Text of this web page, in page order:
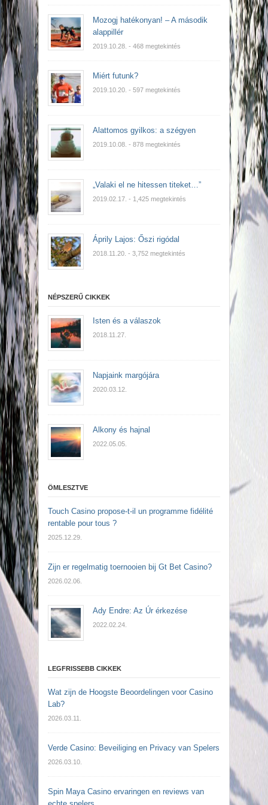
Mozogj hatékonyan! – A második
alappillér
2019.10.28. - 468 megtekintés
Miért futunk?
2019.10.20. - 597 megtekintés
Alattomos gyilkos: a szégyen
2019.10.08. - 878 megtekintés
„Valaki el ne hitessen titeket…”
2019.02.17. - 1,425 megtekintés
Áprily Lajos: Őszi rigódal
2018.11.20. - 3,752 megtekintés
NÉPSZERŰ CIKKEK
Isten és a válaszok
2018.11.27.
Napjaink margójára
2020.03.12.
Alkony és hajnal
2022.05.05.
ÖMLESZTVE
Touch Casino propose-t-il un programme fidélité
rentable pour tous ?
2025.12.29.
Zijn er regelmatig toernooien bij Gt Bet Casino?
2026.02.06.
Ady Endre: Az Úr érkezése
2022.02.24.
LEGFRISSEBB CIKKEK
Wat zijn de Hoogste Beoordelingen voor Casino
Lab?
2026.03.11.
Verde Casino: Beveiliging en Privacy van Spelers
2026.03.10.
Spin Maya Casino ervaringen en reviews van